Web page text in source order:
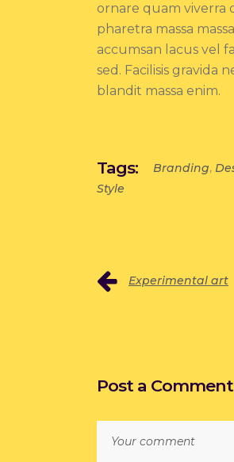
ornare quam viverra
pharetra massa
accumsan lacus vel
sed. Facilisis gravida
blandit massa enim.
Tags: Branding,
Style
Experimental art
Post a Comment